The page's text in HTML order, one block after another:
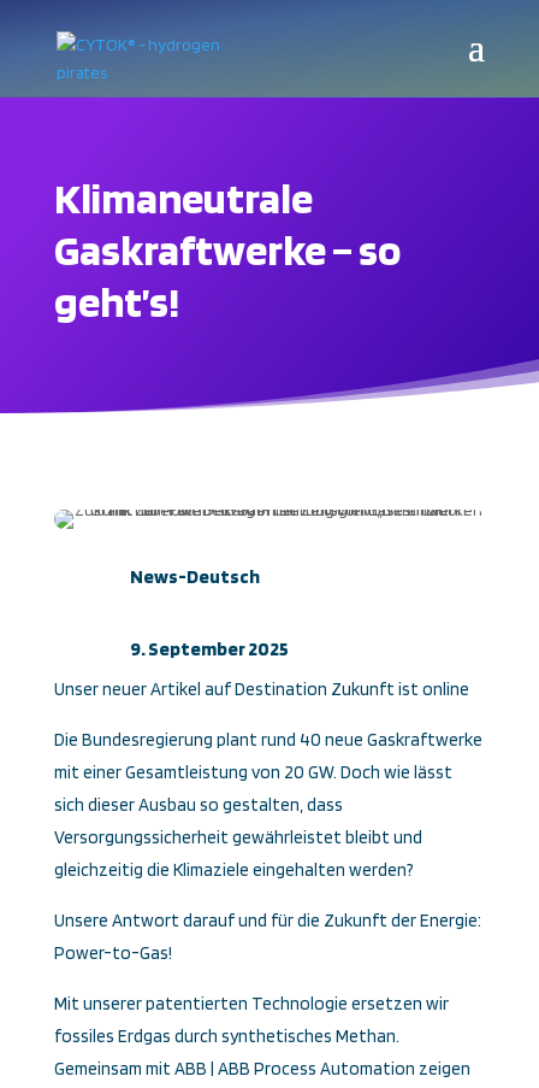
Klimaneutrale
Gaskraftwerke – so
geht’s!
News-Deutsch
9. September 2025
Unser neuer Artikel auf Destination Zukunft ist online
Die Bundesregierung plant rund 40 neue Gaskraftwerke
mit einer Gesamtleistung von 20 GW. Doch wie lässt
sich dieser Ausbau so gestalten, dass
Versorgungssicherheit gewährleistet bleibt und
gleichzeitig die Klimaziele eingehalten werden?
Unsere Antwort darauf und für die Zukunft der Energie:
Power-to-Gas!
Mit unserer patentierten Technologie ersetzen wir
fossiles Erdgas durch synthetisches Methan.
Gemeinsam mit ABB | ABB Process Automation zeigen